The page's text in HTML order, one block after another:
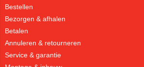
Bestellen
Bezorgen & afhalen
Betalen
Annuleren & retourneren
Service & garantie